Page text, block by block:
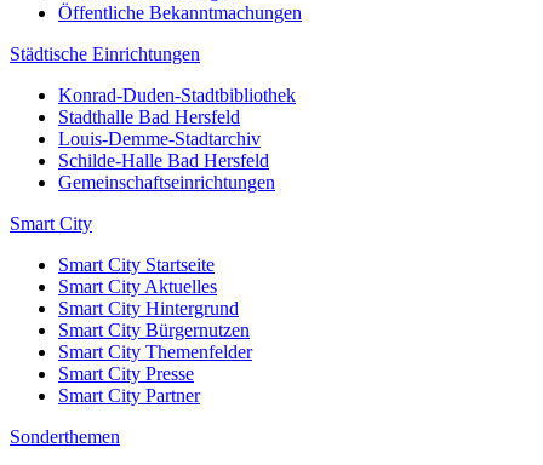
Öffentliche Bekanntmachungen
Städtische Einrichtungen
Konrad-Duden-Stadtbibliothek
Stadthalle Bad Hersfeld
Louis-Demme-Stadtarchiv
Schilde-Halle Bad Hersfeld
Gemeinschaftseinrichtungen
Smart City
Smart City Startseite
Smart City Aktuelles
Smart City Hintergrund
Smart City Bürgernutzen
Smart City Themenfelder
Smart City Presse
Smart City Partner
Sonderthemen